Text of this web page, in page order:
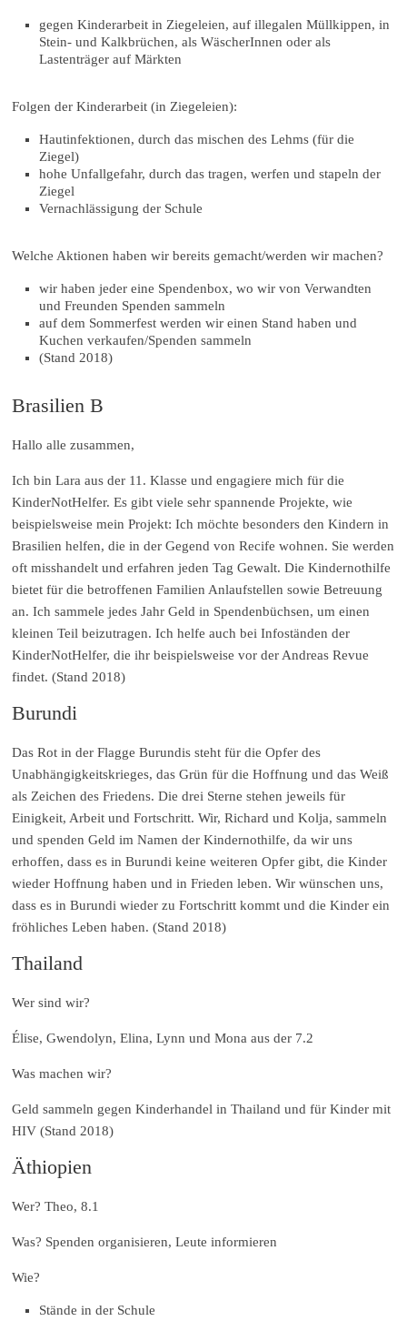
gegen Kinderarbeit in Ziegeleien, auf illegalen Müllkippen, in
Stein- und Kalkbrüchen, als WäscherInnen oder als
Lastenträger auf Märkten
Folgen der Kinderarbeit (in Ziegeleien):
Hautinfektionen, durch das mischen des Lehms (für die
Ziegel)
hohe Unfallgefahr, durch das tragen, werfen und stapeln der
Ziegel
Vernachlässigung der Schule
Welche Aktionen haben wir bereits gemacht/werden wir machen?
wir haben jeder eine Spendenbox, wo wir von Verwandten
und Freunden Spenden sammeln
auf dem Sommerfest werden wir einen Stand haben und
Kuchen verkaufen/Spenden sammeln
(Stand 2018)
Brasilien B
Hallo alle zusammen,
Ich bin Lara aus der 11. Klasse und engagiere mich für die
KinderNotHelfer. Es gibt viele sehr spannende Projekte, wie
beispielsweise mein Projekt: Ich möchte besonders den Kindern in
Brasilien helfen, die in der Gegend von Recife wohnen. Sie werden
oft misshandelt und erfahren jeden Tag Gewalt. Die Kindernothilfe
bietet für die betroffenen Familien Anlaufstellen sowie Betreuung
an. Ich sammele jedes Jahr Geld in Spendenbüchsen, um einen
kleinen Teil beizutragen. Ich helfe auch bei Infoständen der
KinderNotHelfer, die ihr beispielsweise vor der Andreas Revue
findet. (Stand 2018)
Burundi
Das Rot in der Flagge Burundis steht für die Opfer des
Unabhängigkeitskrieges, das Grün für die Hoffnung und das Weiß
als Zeichen des Friedens. Die drei Sterne stehen jeweils für
Einigkeit, Arbeit und Fortschritt. Wir, Richard und Kolja, sammeln
und spenden Geld im Namen der Kindernothilfe, da wir uns
erhoffen, dass es in Burundi keine weiteren Opfer gibt, die Kinder
wieder Hoffnung haben und in Frieden leben. Wir wünschen uns,
dass es in Burundi wieder zu Fortschritt kommt und die Kinder ein
fröhliches Leben haben. (Stand 2018)
Thailand
Wer sind wir?
Élise, Gwendolyn, Elina, Lynn und Mona aus der 7.2
Was machen wir?
Geld sammeln gegen Kinderhandel in Thailand und für Kinder mit
HIV (Stand 2018)
Äthiopien
Wer? Theo, 8.1
Was? Spenden organisieren, Leute informieren
Wie?
Stände in der Schule